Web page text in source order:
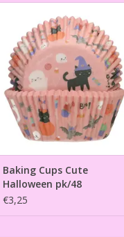
pk/48
TOEVOEGEN AAN WINKELWAGEN
Baking Cups Cute
Halloween pk/48
€3,25